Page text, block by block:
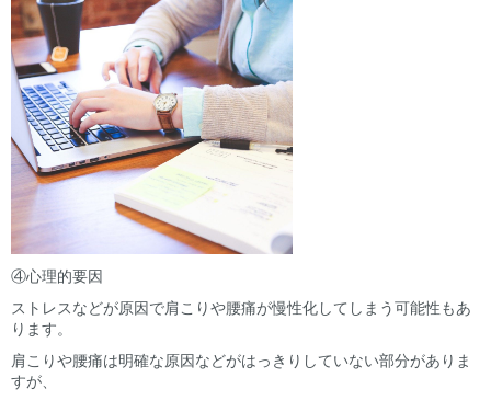
④心理的要因
ストレスなどが原因で肩こりや腰痛が慢性化してしまう可能性もあ
ります。
肩こりや腰痛は明確な原因などがはっきりしていない部分がありま
すが、